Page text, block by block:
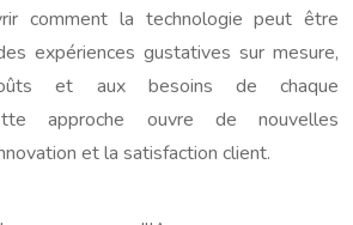
comment la technologie peut être
expériences gustatives sur mesure,
et aux besoins de chaque
approche ouvre de nouvelles
et la satisfaction client.